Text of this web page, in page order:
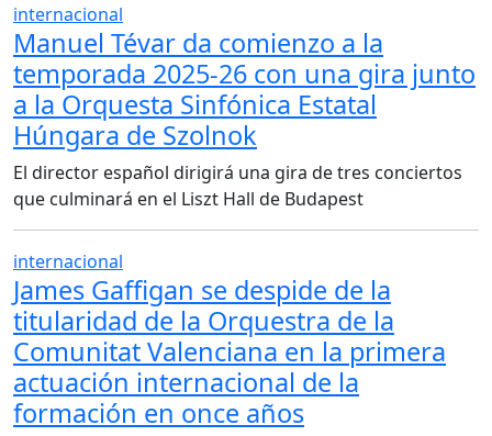
internacional
Manuel Tévar da comienzo a la
temporada 2025-26 con una gira junto
a la Orquesta Sinfónica Estatal
Húngara de Szolnok
El director español dirigirá una gira de tres conciertos
que culminará en el Liszt Hall de Budapest
internacional
James Gaffigan se despide de la
titularidad de la Orquestra de la
Comunitat Valenciana en la primera
actuación internacional de la
formación en once años